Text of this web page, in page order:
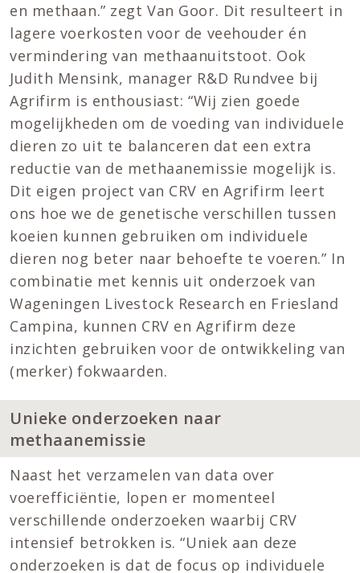
en methaan.” zegt Van Goor. Dit resulteert in
lagere voerkosten voor de veehouder én
vermindering van methaanuitstoot. Ook
Judith Mensink, manager R&D Rundvee bij
Agrifirm is enthousiast: “Wij zien goede
mogelijkheden om de voeding van individuele
dieren zo uit te balanceren dat een extra
reductie van de methaanemissie mogelijk is.
Dit eigen project van CRV en Agrifirm leert
ons hoe we de genetische verschillen tussen
koeien kunnen gebruiken om individuele
dieren nog beter naar behoefte te voeren.” In
combinatie met kennis uit onderzoek van
Wageningen Livestock Research en Friesland
Campina, kunnen CRV en Agrifirm deze
inzichten gebruiken voor de ontwikkeling van
(merker) fokwaarden.
Unieke onderzoeken naar
methaanemissie
Naast het verzamelen van data over
voerefficiëntie, lopen er momenteel
verschillende onderzoeken waarbij CRV
intensief betrokken is. “Uniek aan deze
onderzoeken is dat de focus op individuele